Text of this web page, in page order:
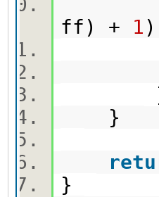
ff) + 1
}
}